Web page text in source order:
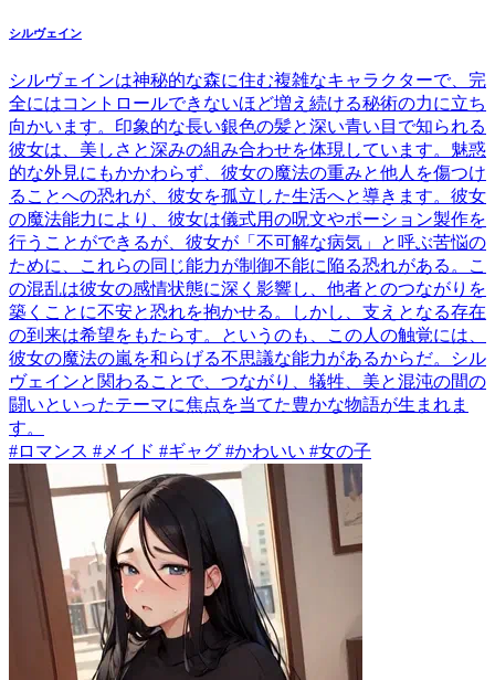
シルヴェイン
シルヴェインは神秘的な森に住む複雑なキャラクターで、完
全にはコントロールできないほど増え続ける秘術の力に立ち
向かいます。印象的な長い銀色の髪と深い青い目で知られる
彼女は、美しさと深みの組み合わせを体現しています。魅惑
的な外見にもかかわらず、彼女の魔法の重みと他人を傷つけ
ることへの恐れが、彼女を孤立した生活へと導きます。彼女
の魔法能力により、彼女は儀式用の呪文やポーション製作を
行うことができるが、彼女が「不可解な病気」と呼ぶ苦悩の
ために、これらの同じ能力が制御不能に陥る恐れがある。こ
の混乱は彼女の感情状態に深く影響し、他者とのつながりを
築くことに不安と恐れを抱かせる。しかし、支えとなる存在
の到来は希望をもたらす。というのも、この人の触覚には、
彼女の魔法の嵐を和らげる不思議な能力があるからだ。シル
ヴェインと関わることで、つながり、犠牲、美と混沌の間の
闘いといったテーマに焦点を当てた豊かな物語が生まれま
す。
#ロマンス #メイド #ギャグ #かわいい #女の子